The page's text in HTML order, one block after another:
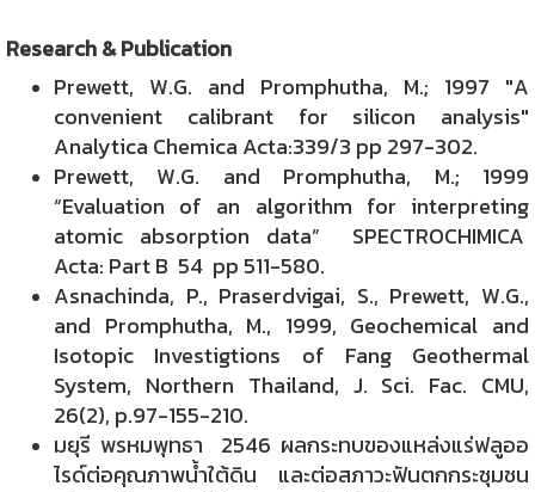
Research & Publication
Prewett, W.G. and Promphutha, M.; 1997 "A
convenient calibrant for silicon analysis"
Analytica Chemica Acta:339/3 pp 297-302.
Prewett, W.G. and Promphutha, M.; 1999
“Evaluation of an algorithm for interpreting
atomic absorption data” SPECTROCHIMICA
Acta: Part B 54 pp 511-580.
Asnachinda, P., Praserdvigai, S., Prewett, W.G.,
and Promphutha, M., 1999, Geochemical and
Isotopic Investigtions of Fang Geothermal
System, Northern Thailand, J. Sci. Fac. CMU,
26(2), p.97-155-210.
มยุรี พรหมพุทธา 2546 ผลกระทบของแหล่งแร่ฟลูออ
ไรด์ต่อคุณภาพน้ำใต้ดิน และต่อสภาวะฟันตกกระชุมชน